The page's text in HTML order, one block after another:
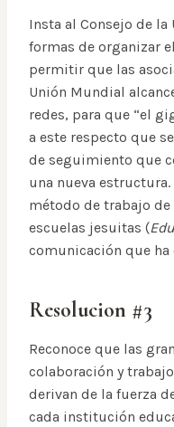
Insta al Consejo de
formas de organizar
permitir que las
Unión Mundial
redes, para que “el
a este respecto que
de seguimiento que
una nueva
método de trabajo
escuelas jesuitas (
comunicación que ha
Resolucion #3
Reconoce que las
colaboración y
derivan de la fuerza
cada institución